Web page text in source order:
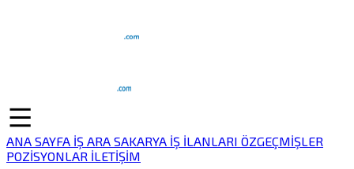
ANA SAYFA İŞ ARA SAKARYA İŞ İLANLARI ÖZGEÇMİŞLER
POZİSYONLAR İLETİŞİM